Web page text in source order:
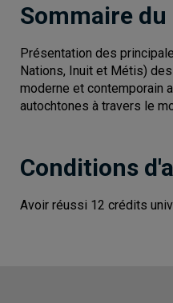
Sommaire
Présentation des
Nations, Inuit et Métis)
moderne et contemporain
autochtones à travers le
Conditions
Avoir réussi 12 crédits